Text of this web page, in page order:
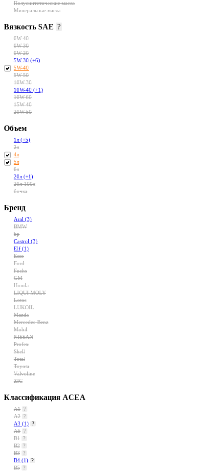
Полусинтетические масла
Минеральные масла
Вязкость SAE ?
0W-40
0W-30
0W-20
5W-30 (+6)
5W-40
5W-50
10W-30
10W-40 (+1)
10W-60
15W-40
20W-50
Объем
1л (+5)
2л
4л
5л
6л
20л (+1)
20л-100л
бочка
Бренд
Aral (3)
BMW
bp
Castrol (3)
Elf (1)
Esso
Ford
Fuchs
GM
Honda
LIQUI MOLY
Lotos
LUKOIL
Mazda
Mercedes-Benz
Mobil
NISSAN
Profex
Shell
Total
Toyota
Valvoline
ZIC
Классификация ACEA
A1 ?
A2 ?
A3 (1) ?
A5 ?
B1 ?
B2 ?
B3 ?
B4 (1) ?
B5 ?